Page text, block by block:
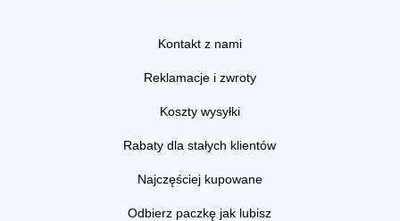
Kontakt z nami
Reklamacje i zwroty
Koszty wysyłki
Rabaty dla stałych klientów
Najczęściej kupowane
Odbierz paczkę jak lubisz